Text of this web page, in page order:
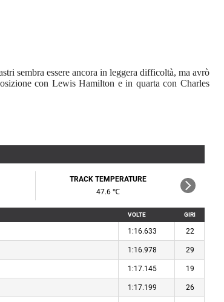
sembra essere ancora in leggera difficoltà, ma avrò
con Lewis Hamilton e in quarta con Charles